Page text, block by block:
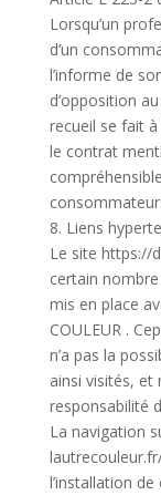
Lorsqu’un
d’un
l’informe de
d’opposition
recueil se fait à
le contrat
8. Liens
Le site https://
certain
mis en place
COULEUR .
n’a pas la
ainsi visités, et
responsabilité
La navigation
l’installation de